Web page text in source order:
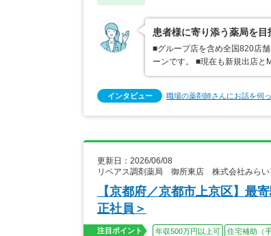
患者様に寄り添う薬局を目
■グループ店を含め全国820店
ーンです。 ■現在も新規出店
インタビュー 職場の薬剤師さんにお話を伺
更新日：2026/06/08
リペアス調剤薬局 御所東店 株式会社みらい
【京都府／京都市上京区】最
正社員＞
注目ポイント 年収500万円以上可 住宅補助（